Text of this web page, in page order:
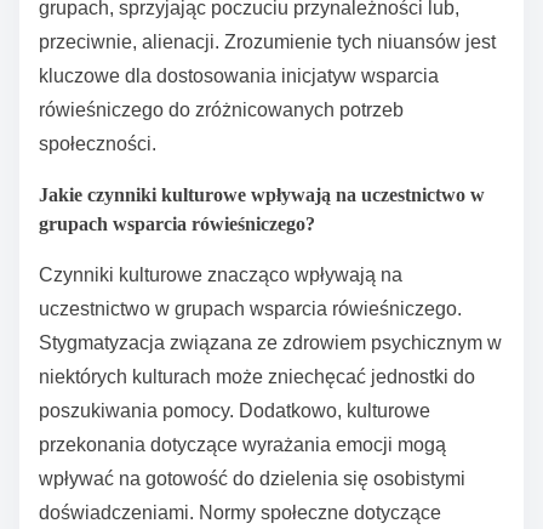
grup wsparcia rówieśniczego. Normy i wartości
kulturowe wpływają na to, jak jednostki postrzegają
zdrowie psychiczne i zachowania związane z
poszukiwaniem pomocy. W niektórych regionach
grupy wsparcia rówieśniczego są postrzegane jako
istotne zasoby społeczności, podczas gdy w innych
stygmatyzacja może utrudniać uczestnictwo.
Na przykład w kulturach kolektywistycznych wsparcie
grupowe jest często postrzegane jako kluczowe dla
dobrostanu emocjonalnego. W przeciwieństwie do
tego, w społeczeństwach indywidualistycznych może
być priorytetem osobista odporność, co wpływa na
dynamikę grupy. Dostępność również się różni;
obszary miejskie zazwyczaj mają więcej zasobów niż
regiony wiejskie, co wpływa na dostępność i poziom